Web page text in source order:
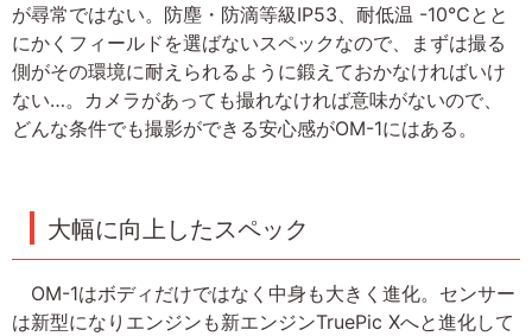
が尋常ではない。防塵・防滴等級IP53、耐低温 -10℃とと
にかくフィールドを選ばないスペックなので、まずは撮る
側がその環境に耐えられるように鍛えておかなければいけ
ない…。カメラがあっても撮れなければ意味がないので、
どんな条件でも撮影ができる安心感がOM-1にはある。
大幅に向上したスペック
OM-1はボディだけではなく中身も大きく進化。センサー
は新型になりエンジンも新エンジンTruePic Xへと進化して